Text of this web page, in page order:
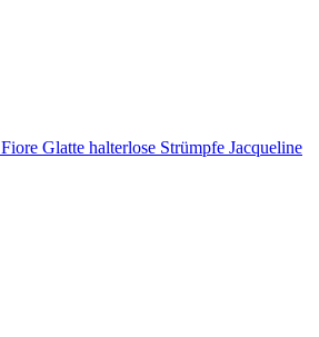
Fiore Glatte halterlose Strümpfe Jacqueline